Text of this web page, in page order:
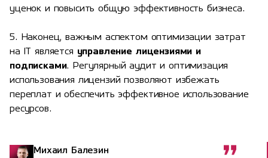
уценок и повысить общую эффективность бизнеса.
5. Наконец, важным аспектом оптимизации затрат
на IT является управление лицензиями и
подписками. Регулярный аудит и оптимизация
использования лицензий позволяют избежать
переплат и обеспечить эффективное использование
ресурсов.
Михаил Балезин